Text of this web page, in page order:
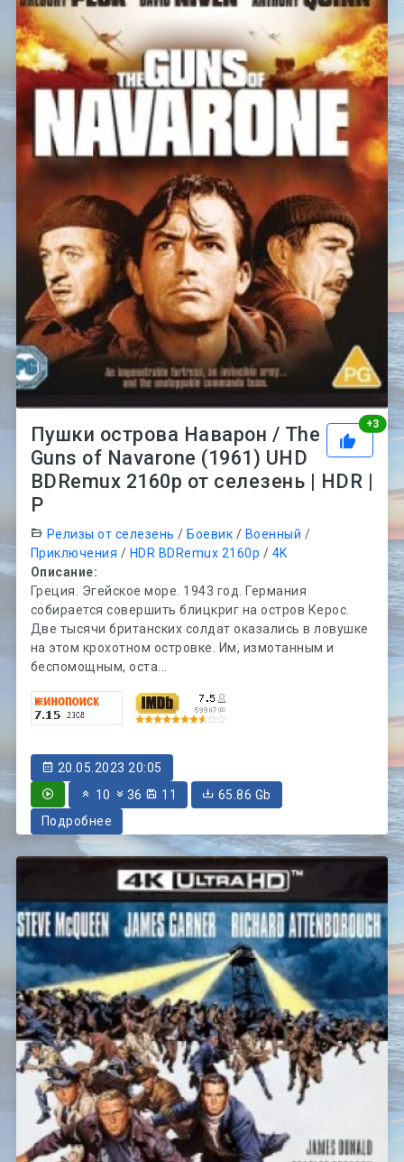
+3
Пушки острова Наварон / The
Guns of Navarone (1961) UHD
BDRemux 2160p от селезень | HDR |
P
Релизы от селезень / Боевик / Военный /
Приключения / HDR BDRemux 2160p / 4K
Описание:
Греция. Эгейское море. 1943 год. Германия
собирается совершить блицкриг на остров Керос.
Две тысячи британских солдат оказались в ловушке
на этом крохотном островке. Им, измотанным и
беспомощным, оста...
20.05.2023 20:05
10
36 11
65.86 Gb
Подробнее